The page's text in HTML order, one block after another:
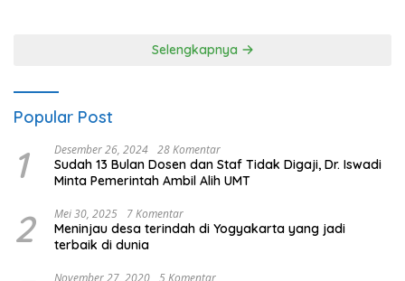
Selengkapnya
Popular Post
1 Desember 26, 2024 28 Komentar
Sudah 13 Bulan Dosen dan Staf Tidak Digaji, Dr. Iswadi
Minta Pemerintah Ambil Alih UMT
2 Mei 30, 2025 7 Komentar
Meninjau desa terindah di Yogyakarta yang jadi
terbaik di dunia
November 27, 2020 5 Komentar